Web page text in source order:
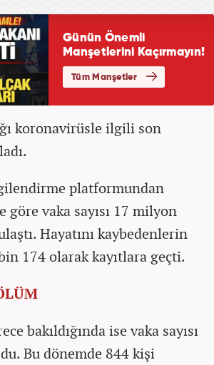
koronavirüsle ilgili son
platformundan
göre vaka sayısı 17 milyon
Hayatını kaybedenlerin
174 olarak kayıtlara geçti.
bakıldığında ise vaka sayısı
Bu dönemde 844 kişi